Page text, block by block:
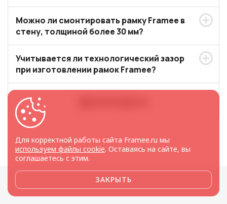
Можно ли смонтировать рамку Framee в
стену, толщиной более 30 мм?
Учитывается ли технологический зазор
при изготовлении рамок Framee?
Для корректной работы сайта Framee.ru мы
используем файлы cookie. Оставаясь на сайте, вы
соглашаетесь с этим.
ЗАКРЫТЬ